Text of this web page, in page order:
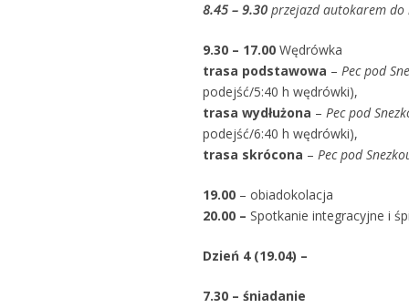
8.45 – 9.30 przejazd autokarem
9.30 – 17.00 Wędrówka
trasa podstawowa – Pec pod
podejść/5:40 h wędrówki),
trasa wydłużona – Pec pod
podejść/6:40 h wędrówki),
trasa skrócona – Pec pod
19.00 – obiadokolacja
20.00 – Spotkanie integracyjne i
Dzień 4 (19.04) –
7.30 – śniadanie